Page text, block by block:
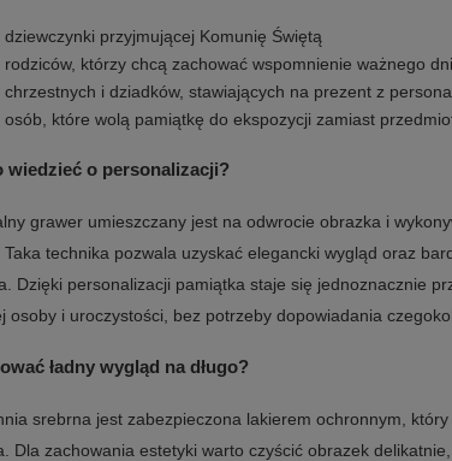
dziewczynki przyjmującej Komunię Świętą
rodziców, którzy chcą zachować wspomnienie ważnego
chrzestnych i dziadków, stawiających na prezent z
osób, które wolą pamiątkę do ekspozycji zamiast
wiedzieć o personalizacji?
grawer umieszczany jest na odwrocie obrazka i
Taka technika pozwala uzyskać elegancki wygląd oraz
Dzięki personalizacji pamiątka staje się jednoznacznie
osoby i uroczystości, bez potrzeby dopowiadania
ładny wygląd na długo?
srebrna jest zabezpieczona lakierem ochronnym,
Dla zachowania estetyki warto czyścić obrazek